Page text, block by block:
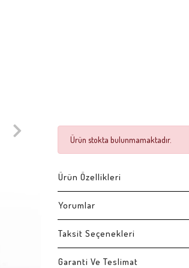
Ürün stokta bulunmamaktadır.
Ürün Özellikleri
Yorumlar
Taksit Seçenekleri
Garanti Ve Teslimat